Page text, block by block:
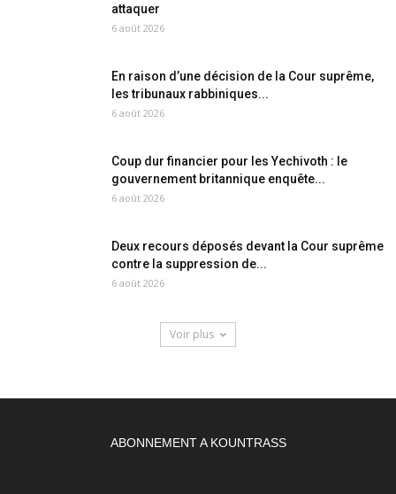
attaquer
6 août 2026
En raison d’une décision de la Cour suprême,
les tribunaux rabbiniques...
6 août 2026
Coup dur financier pour les Yechivoth : le
gouvernement britannique enquête...
6 août 2026
Deux recours déposés devant la Cour suprême
contre la suppression de...
6 août 2026
Voir plus
ABONNEMENT A KOUNTRASS